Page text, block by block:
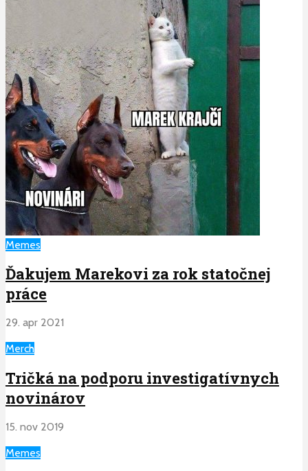
Memes
Ďakujem Marekovi za rok statočnej
práce
29. apr 2021
Merch
Tričká na podporu investigatívnych
novinárov
15. nov 2019
Memes